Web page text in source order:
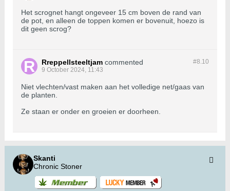
Het scrognet hangt ongeveer 15 cm boven de rand van
de pot, en alleen de toppen komen er bovenuit, hoezo is
dit geen scrog?
#8.10
Rreppellsteeltjam commented
9 October 2024, 11:43
Niet vlechten/vast maken aan het volledige net/gaas van
de planten.
Ze staan er onder en groeien er doorheen.
Skanti
Chronic Stoner